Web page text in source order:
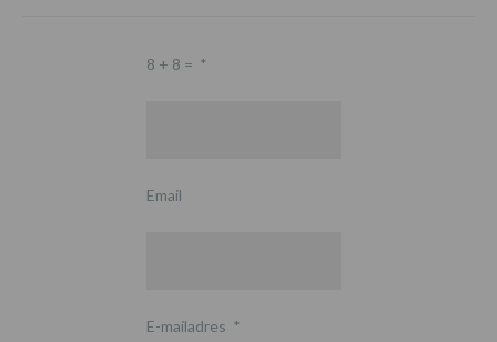
8 + 8 = *
Email
E-mailadres *